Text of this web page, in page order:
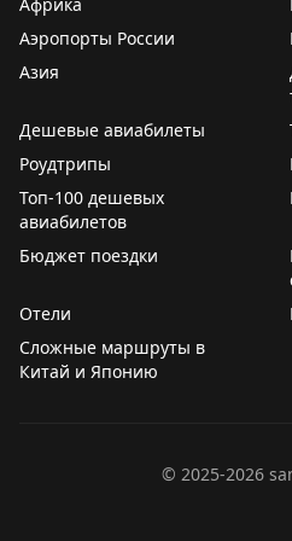
⠀
За каждым рейсом стоят
ответственность и огромная
Спасибо каждому
«Аврора» за искреннюю
выдержку, доброту и тепло,
на высоте нескольких тысяч
⠀
Пусть каждый полёт
каждая улыбка, подаренная
возвращается к вам! С
Аэропорты России
Азия
Дешевые авиабилеты
Роудтрипы
Топ-100 дешевых
авиабилетов
Бюджет поездки
Отели
Сложные маршруты в
Китай и Японию
© 2025-2026